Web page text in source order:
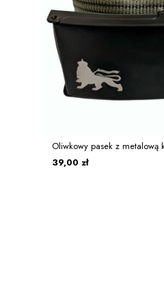
Oliwkowy pasek z metalową
39,00 zł